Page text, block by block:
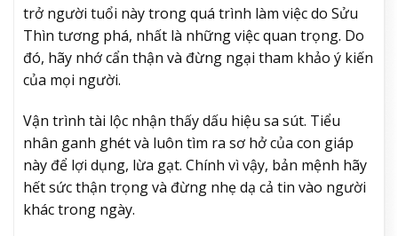
trở người tuổi này trong quá trình làm việc do Sửu
Thìn tương phá, nhất là những việc quan trọng. Do
đó, hãy nhớ cẩn thận và đừng ngại tham khảo ý kiến
của mọi người.
Vận trình tài lộc nhận thấy dấu hiệu sa sút. Tiểu
nhân ganh ghét và luôn tìm ra sơ hở của con giáp
này để lợi dụng, lừa gạt. Chính vì vậy, bản mệnh hãy
hết sức thận trọng và đừng nhẹ dạ cả tin vào người
khác trong ngày.